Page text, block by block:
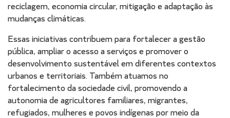
reciclagem, economia circular, mitigação e adaptação às
mudanças climáticas.
Essas iniciativas contribuem para fortalecer a gestão
pública, ampliar o acesso a serviços e promover o
desenvolvimento sustentável em diferentes contextos
urbanos e territoriais. Também atuamos no
fortalecimento da sociedade civil, promovendo a
autonomia de agricultores familiares, migrantes,
refugiados, mulheres e povos indígenas por meio da